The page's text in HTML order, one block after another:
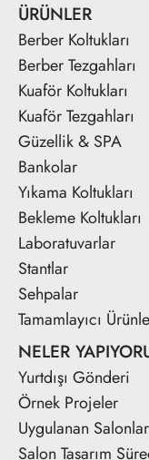
ÜRÜNLER
Berber Koltukları
Berber Tezgahları
Kuaför Koltukları
Kuaför Tezgahları
Güzellik & SPA
Bankolar
Yıkama Koltukları
Bekleme Koltukları
Laboratuvarlar
Stantlar
Sehpalar
Tamamlayıcı
NELER
Yurtdışı Gönderi
Örnek Projeler
Uygulanan Salonlar
Salon Tasarım